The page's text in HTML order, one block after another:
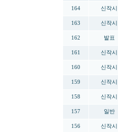
164 신작시
163 신작시
162 발표
161 신작시
160 신작시
159 신작시
158 신작시
157 일반
156 신작시